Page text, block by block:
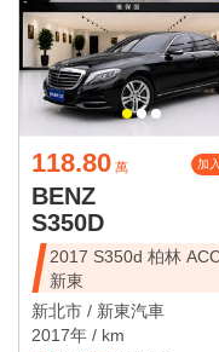
118.80 萬 加
BENZ
S350D
2017 S350d 柏林
新東
新北市 / 新東汽車
2017年 / km